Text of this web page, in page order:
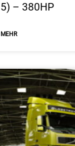
5) – 380HP
ΜEHR